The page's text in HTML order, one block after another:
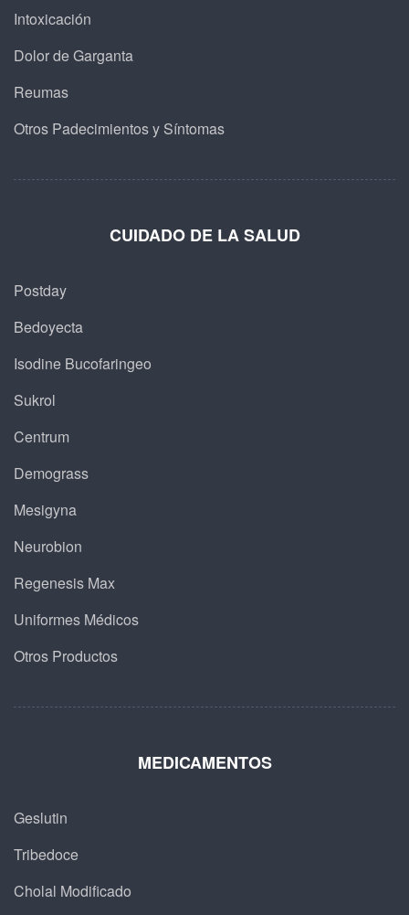
Intoxicación
Dolor de Garganta
Reumas
Otros Padecimientos y Síntomas
CUIDADO DE LA SALUD
Postday
Bedoyecta
Isodine Bucofaringeo
Sukrol
Centrum
Demograss
Mesigyna
Neurobion
Regenesis Max
Uniformes Médicos
Otros Productos
MEDICAMENTOS
Geslutin
Tribedoce
Cholal Modificado